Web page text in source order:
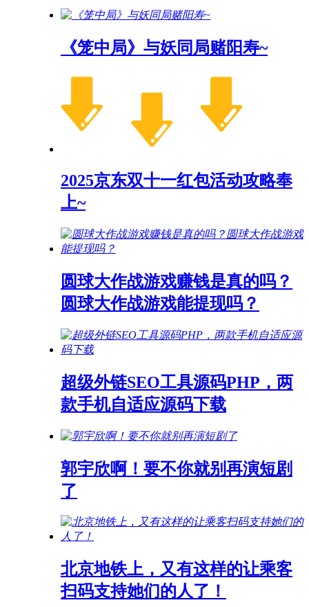
《笼中局》与妖同局赌阳寿~
2025京东双十一红包活动攻略奉
上~
圆球大作战游戏赚钱是真的吗？
圆球大作战游戏能提现吗？
超级外链SEO工具源码PHP，两
款手机自适应源码下载
郭宇欣啊！要不你就别再演短剧
了
北京地铁上，又有这样的让乘客
扫码支持她们的人了！